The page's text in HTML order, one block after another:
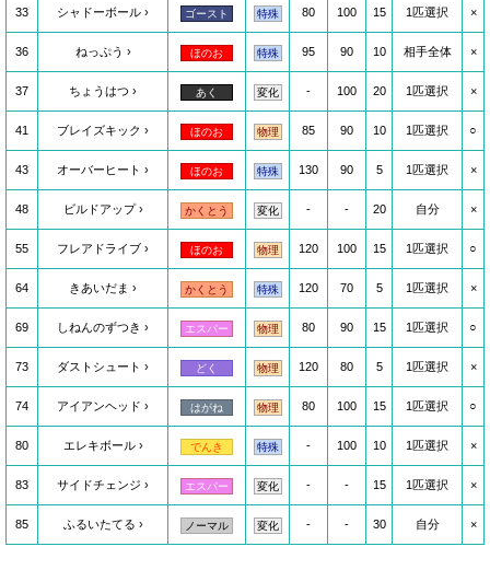
33 シャドーボール ゴースト 特殊 80 100 15 1匹選択 ×
36 ねっぷう ほのお 特殊 95 90 10 相手全体 ×
37 ちょうはつ あく 変化 - 100 20 1匹選択 ×
41 ブレイズキック ほのお 物理 85 90 10 1匹選択 ○
43 オーバーヒート ほのお 特殊 130 90 5 1匹選択 ×
48 ビルドアップ かくとう 変化 - - 20 自分 ×
55 フレアドライブ ほのお 物理 120 100 15 1匹選択 ○
64 きあいだま かくとう 特殊 120 70 5 1匹選択 ×
69 しねんのずつき エスパー 物理 80 90 15 1匹選択 ○
73 ダストシュート どく 物理 120 80 5 1匹選択 ×
74 アイアンヘッド はがね 物理 80 100 15 1匹選択 ○
80 エレキボール でんき 特殊 - 100 10 1匹選択 ×
83 サイドチェンジ エスパー 変化 - - 15 1匹選択 ×
85 ふるいたてる ノーマル 変化 - - 30 自分 ×